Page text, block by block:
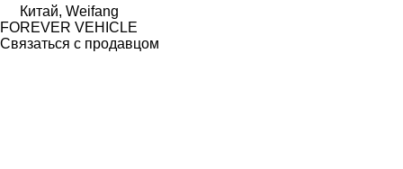
Китай, Weifang
FOREVER VEHICLE
Связаться с продавцом